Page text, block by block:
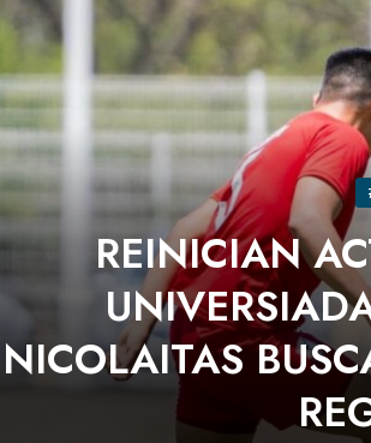
REINICIAN
NICOLAITAS